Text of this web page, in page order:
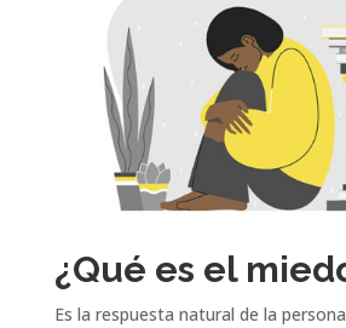
¿Qué es el
Es la respuesta natural de la